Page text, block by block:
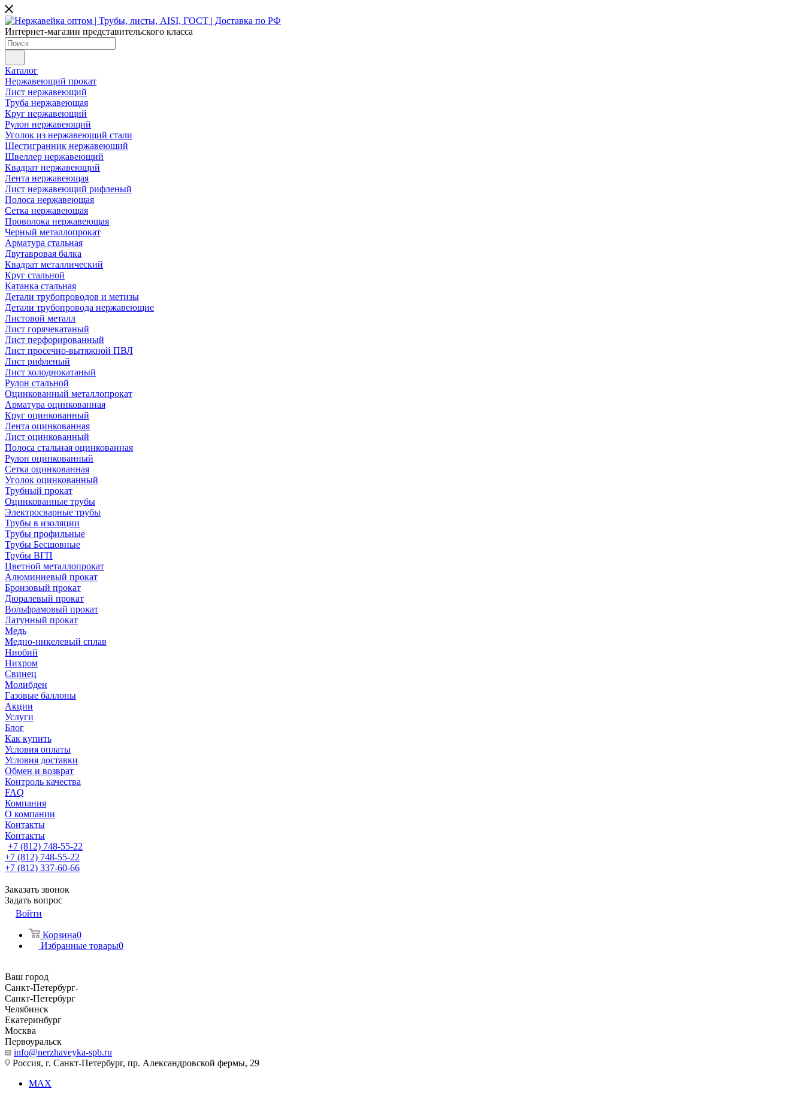
Интернет-магазин представительского класса
Каталог
Нержавеющий прокат
Лист нержавеющий
Труба нержавеющая
Круг нержавеющий
Рулон нержавеющий
Уголок из нержавеющий стали
Шестигранник нержавеющий
Швеллер нержавеющий
Квадрат нержавеющий
Лента нержавеющая
Лист нержавеющий рифленый
Полоса нержавеющая
Сетка нержавеющая
Проволока нержавеющая
Черный металлопрокат
Арматура стальная
Двутавровая балка
Квадрат металлический
Круг стальной
Катанка стальная
Детали трубопроводов и метизы
Детали трубопровода нержавеющие
Листовой металл
Лист горячекатаный
Лист перфорированный
Лист просечно-вытяжной ПВЛ
Лист рифленый
Лист холоднокатаный
Рулон стальной
Оцинкованный металлопрокат
Арматура оцинкованная
Круг оцинкованный
Лента оцинкованная
Лист оцинкованный
Полоса стальная оцинкованная
Рулон оцинкованный
Сетка оцинкованная
Уголок оцинкованный
Трубный прокат
Оцинкованные трубы
Электросварные трубы
Трубы в изоляции
Трубы профильные
Трубы Бесшовные
Трубы ВГП
Цветной металлопрокат
Алюминиевый прокат
Бронзовый прокат
Дюралевый прокат
Вольфрамовый прокат
Латунный прокат
Медь
Медно-никелевый сплав
Ниобий
Нихром
Свинец
Молибден
Газовые баллоны
Акции
Услуги
Блог
Как купить
Условия оплаты
Условия доставки
Обмен и возврат
Контроль качества
FAQ
Компания
О компании
Контакты
Контакты
+7 (812) 748-55-22
+7 (812) 748-55-22
+7 (812) 337-60-66
Заказать звонок
Задать вопрос
Войти
Корзина0
Избранные товары0
Ваш город
Санкт-Петербург
Санкт-Петербург
Челябинск
Екатеринбург
Москва
Первоуральск
info@nerzhaveyka-spb.ru
Россия, г. Санкт-Петербург, пр. Александровской фермы, 29
MAX